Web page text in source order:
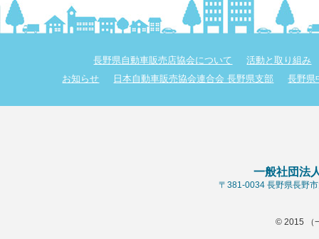
長野県自動車販売店協会について
活動と取り組み
お知らせ
日本自動車販売協会連合会 長野県支部 長野県
一般社団法
〒381-0034 長野県長野
© 2015 （